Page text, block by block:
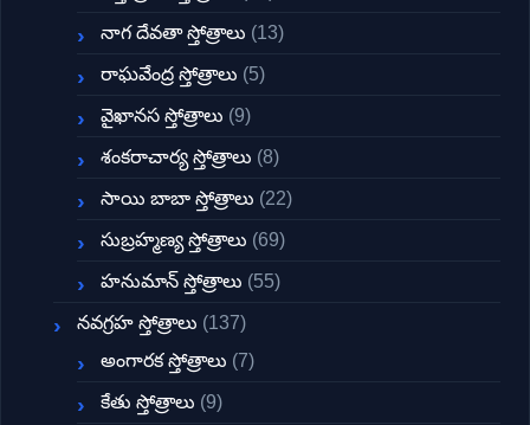
నాగ దేవతా స్తోత్రాలు (13)
రాఘవేంద్ర స్తోత్రాలు (5)
వైఖానస స్తోత్రాలు (9)
శంకరాచార్య స్తోత్రాలు (8)
సాయి బాబా స్తోత్రాలు (22)
సుబ్రహ్మణ్య స్తోత్రాలు (69)
హనుమాన్ స్తోత్రాలు (55)
నవగ్రహ స్తోత్రాలు (137)
అంగారక స్తోత్రాలు (7)
కేతు స్తోత్రాలు (9)